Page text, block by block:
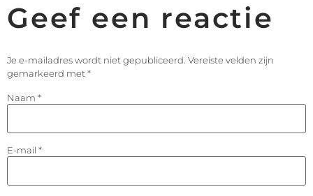
Geef een reactie
Je e-mailadres wordt niet gepubliceerd. Vereiste velden zijn
gemarkeerd met*
Naam *
E-mail *